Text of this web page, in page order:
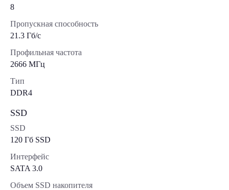
8
Пропускная способность
21.3 Гб/с
Профильная частота
2666 МГц
Тип
DDR4
SSD
SSD
120 Гб SSD
Интерфейс
SATA 3.0
Объем SSD накопителя